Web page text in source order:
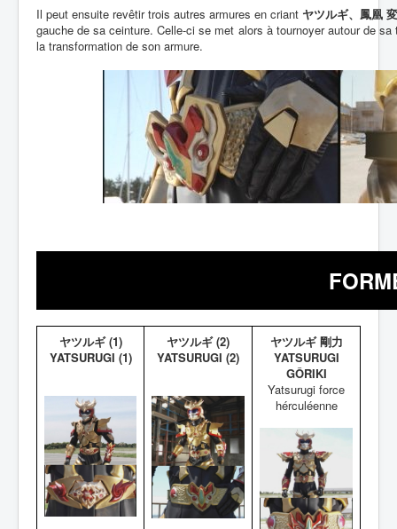
Il peut ensuite revêtir trois autres armures en criant ヤツルギ、鳳凰
gauche de sa ceinture. Celle-ci se met alors à tournoyer autour de
la transformation de son armure.
ヤツルギ (1)
YATSURUGI (1)
ヤツルギ (2)
YATSURUGI (2)
ヤツルギ 剛力
YATSURUGI
GÔRIKI
Yatsurugi force
hérculéenne